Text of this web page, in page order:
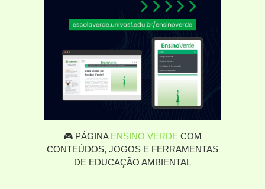
🎮 PÁGINA ENSINO VERDE COM
CONTEÚDOS, JOGOS E FERRAMENTAS
DE EDUCAÇÃO AMBIENTAL